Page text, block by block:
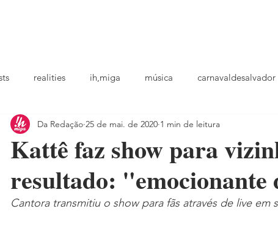
realities ih,miga música carnavaldesalvador
looks podcast playlists
Kattê faz show para
resultado:
Da Redação 25 de mai. de 2020 1 min de leitura
Cantora transmitiu o show para fãs através de live em